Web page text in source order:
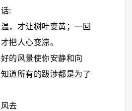
:
，才让树叶变黄；一回
把人心变凉。
的风景使你安静和向
道所有的跋涉都是为了
去